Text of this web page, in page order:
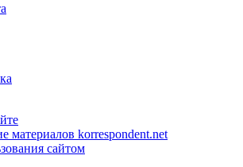
материалов korrespondent.net
сайтом